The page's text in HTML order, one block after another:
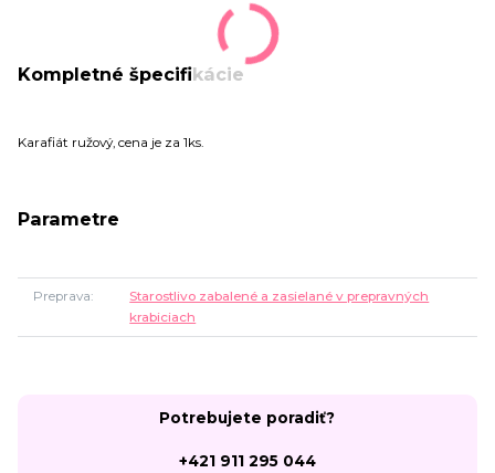
Kompletné špecifikácie
Karafiát ružový, cena je za 1ks.
Parametre
Preprava
Starostlivo zabalené a zasielané v prepravných
krabiciach
Potrebujete poradiť?
+421 911 295 044